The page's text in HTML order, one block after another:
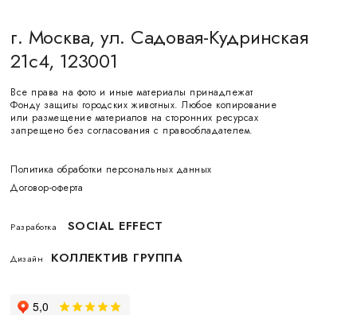
г. Москва, ул. Садовая-Кудринская
21с4, 123001
Все права на фото и иные материалы принадлежат
Фонду защиты городских животных. Любое копирование
или размещение материалов на сторонних ресурсах
запрещено без согласования с правообладателем.
Политика обработки персональных данных
Договор-оферта
Разработка SOCIAL EFFECT
Дизайн КОЛЛЕКТИВ ГРУППА